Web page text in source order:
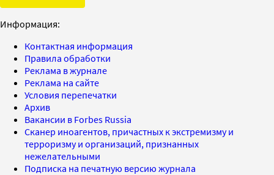
Информация:
Контактная информация
Правила обработки
Реклама в журнале
Реклама на сайте
Условия перепечатки
Архив
Вакансии в Forbes Russia
Сканер иноагентов, причастных к экстремизму и
терроризму и организаций, признанных
нежелательными
Подписка на печатную версию журнала